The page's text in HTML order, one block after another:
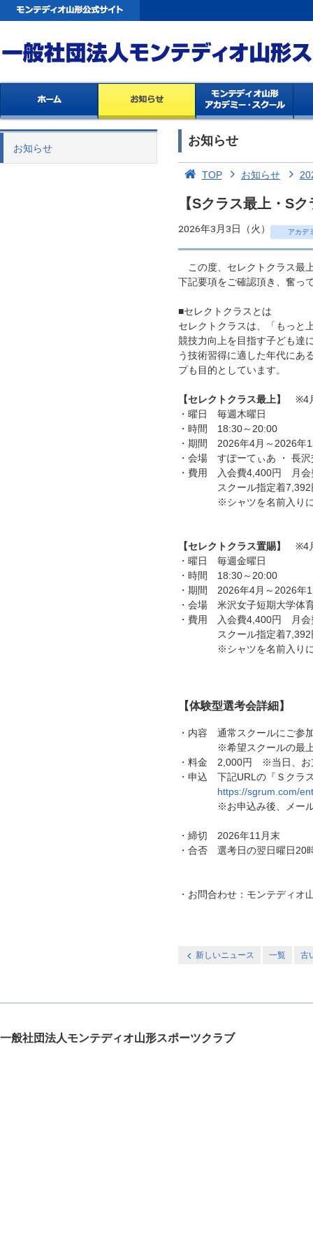
お知らせ
お知らせ
TOP お知らせ
【Sクラス最上・S
2026年3月3日（火） アカデ
この度、セレクトクラス最
下記要項をご確認頂き、奮っ
■セレクトクラスとは
セレクトクラスは、「もっと
競技力向上を目指す子ども達
う技術習得に適した年代にあ
プも目的としています。
【セレクトクラス最上】 ※4
・曜日 毎週木曜日
・時間 18:30～20:00
・期間 2026年4月～2026年
・会場 すぽーてぃあ ・ 長
・費用 入会費4,400円 月
スクール指定着7,392円
※シャツを名前入りにす
【セレクトクラス置賜】
※4
・曜日 毎週金曜日
・時間 18:30～20:00
・期間 2026年4月～2026年
・会場 米沢女子短期大学体
・費用 入会費4,400円 月
スクール指定着7,392円
※シャツを名前入りにす
【体験型選考会詳細】
・内容 通常スクールにご参
※希望スクールの最上ま
・料金 2,000円 ※当日、お
・申込 下記URLの『Ｓクラ
https://sgrum.com/
※お申込み後、メールに
・締切 2026年11月末
・合否 選考日の翌日曜日20
・お問合わせ：モンテディ
新しいニュース 一覧 古
一般社団法人モンテディオ山形スポーツクラブ